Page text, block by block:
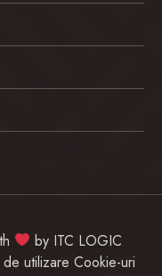
by ITC LOGIC
utilizare Cookie-uri